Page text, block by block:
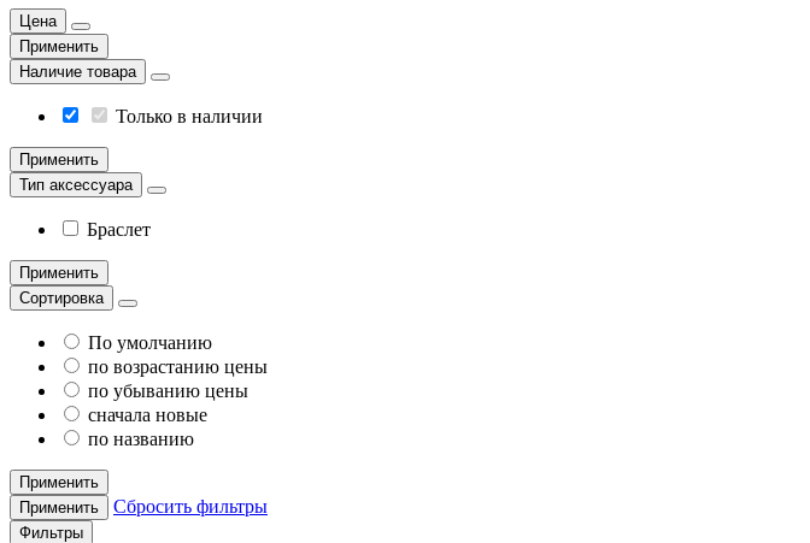
Цена
Применить
Наличие товара
Только в наличии
Применить
Тип аксессуара
Браслет
Применить
Сортировка
По умолчанию
по возрастанию цены
по убыванию цены
сначала новые
по названию
Применить
Применить
Сбросить фильтры
Фильтры